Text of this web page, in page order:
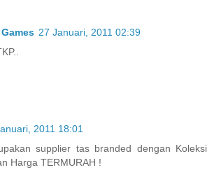
27 Januari, 2011 02:39
2011 18:01
supplier tas branded dengan Koleksi
Harga TERMURAH !